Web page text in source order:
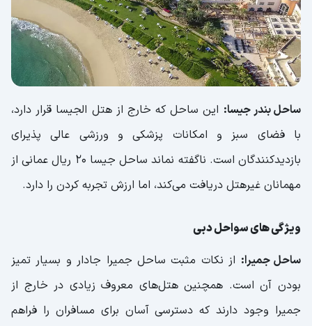
ساحل بندر جیسا: این ساحل که خارج از هتل الجیسا قرار دارد،
با فضای سبز و امکانات پزشکی و ورزشی عالی پذیرای
بازدیدکنندگان است. ناگفته نماند ساحل جیسا 20 ریال عمانی از
مهمانان غیرهتل دریافت می‌کند، اما ارزش تجربه کردن را دارد.
ویژگی های سواحل دبی
ساحل جمیرا: از نکات مثبت ساحل جمیرا جادار و بسیار تمیز
بودن آن است. همچنین هتل‌های معروف زیادی در خارج از
جمیرا وجود دارند که دسترسی آسان برای مسافران را فراهم